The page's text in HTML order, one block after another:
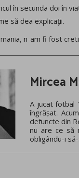
în secunda doi în
să dea explicaţii.
n-am fi fost
Mircea
A jucat fotbal
îngrășat.
defuncte din
nu are ce să
obligându-i